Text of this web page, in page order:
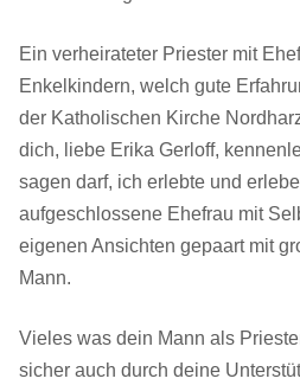
Ein verheirateter Priester mit
Enkelkindern, welch gute
der Katholischen Kirche
dich, liebe Erika Gerloff,
sagen darf, ich erlebte und
aufgeschlossene Ehefrau mit
eigenen Ansichten gepaart mit
Mann.
Vieles was dein Mann als
sicher auch durch deine